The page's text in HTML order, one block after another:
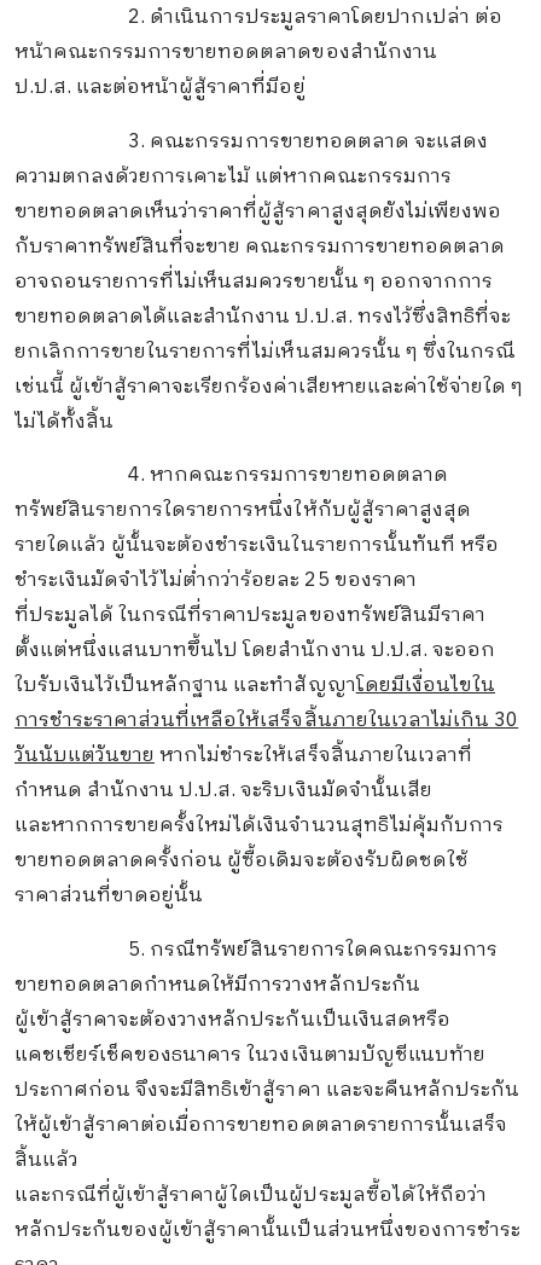
2. ดำเนินการประมูลราคาโดยปากเปล่า ต่อ
หน้าคณะกรรมการขายทอดตลาดของสำนักงาน
ป.ป.ส. และต่อหน้าผู้สู้ราคาที่มีอยู่
3. คณะกรรมการขายทอดตลาด จะแสดง
ความตกลงด้วยการเคาะไม้ แต่หากคณะกรรมการ
ขายทอดตลาดเห็นว่าราคาที่ผู้สู้ราคาสูงสุดยังไม่เพียงพอ
กับราคาทรัพย์สินที่จะขาย คณะกรรมการขายทอดตลาด
อาจถอนรายการที่ไม่เห็นสมควรขายนั้น ๆ ออกจากการ
ขายทอดตลาดได้และสำนักงาน ป.ป.ส.ทรงไว้ซึ่งสิทธิที่จะ
ยกเลิกการขายในรายการที่ไม่เห็นสมควรนั้น ๆ ซึ่งในกรณี
เช่นนี้ ผู้เข้าสู้ราคาจะเรียกร้องค่าเสียหายและค่าใช้จ่ายใด ๆ
ไม่ได้ทั้งสิ้น
4.หากคณะกรรมการขายทอดตลาด
ทรัพย์สินรายการใดรายการหนึ่งให้กับผู้สู้ราคาสูงสุด
รายใดแล้ว ผู้นั้นจะต้องชำระเงินในรายการนั้นทันที หรือ
ชำระเงินมัดจำไว้ไม่ต่ำกว่าร้อยละ 25 ของราคา
ที่ประมูลได้ ในกรณีที่ราคาประมูลของทรัพย์สินมีราคา
ตั้งแต่หนึ่งแสนบาทขึ้นไป โดยสำนักงาน ป.ป.ส. จะออก
ใบรับเงินไว้เป็นหลักฐาน และทำสัญญาโดยมีเงื่อนไขใน
การชำระราคาส่วนที่เหลือให้เสร็จสิ้นภายในเวลาไม่เกิน 30
วันนับแต่วันขายหากไม่ชำระให้เสร็จสิ้นภายในเวลาที่
กำหนด สำนักงาน ป.ป.ส. จะริบเงินมัดจำนั้นเสีย
และหากการขายครั้งใหม่ได้เงินจำนวนสุทธิไม่คุ้มกับการ
ขายทอดตลาดครั้งก่อน ผู้ซื้อเดิมจะต้องรับผิดชดใช้
ราคาส่วนที่ขาดอยู่นั้น
5. กรณีทรัพย์สินรายการใดคณะกรรมการ
ขายทอดตลาดกำหนดให้มีการวางหลักประกัน
ผู้เข้าสู้ราคาจะต้องวางหลักประกันเป็นเงินสดหรือ
แคชเชียร์เช็คของธนาคาร ในวงเงินตามบัญชีแนบท้าย
ประกาศก่อนจึงจะมีสิทธิเข้าสู้ราคา และจะคืนหลักประกัน
ให้ผู้เข้าสู้ราคาต่อเมื่อการขายทอดตลาดรายการนั้นเสร็จ
สิ้นแล้ว
และกรณีที่ผู้เข้าสู้ราคาผู้ใดเป็นผู้ประมูลซื้อได้ให้ถือว่า
หลักประกันของผู้เข้าสู้ราคานั้นเป็นส่วนหนึ่งของการชำระ